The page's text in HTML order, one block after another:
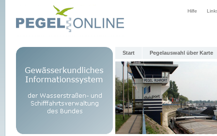
Hilfe
Start Pegelauswahl über Karte